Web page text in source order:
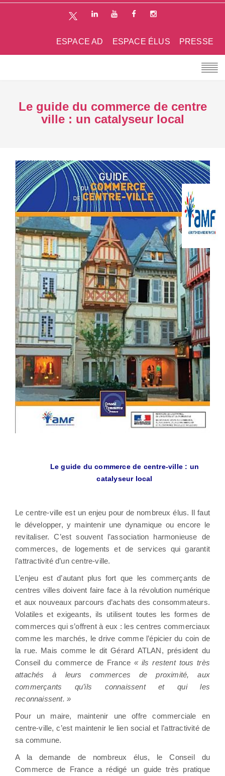
PRESSE
ESPACE ÉLUS
ESPACE AD
Le guide du commerce de centre
ville : un catalyseur local
Le guide du commerce de centre-ville : un
catalyseur local
Le centre-ville est un enjeu pour de nombreux élus. Il faut
le développer, y maintenir une dynamique ou encore le
revitaliser. C’est souvent l’association harmonieuse de
commerces, de logements et de services qui garantit
l’attractivité d’un centre-ville.
L’enjeu est d’autant plus fort que les commerçants de
centres villes doivent faire face à la révolution numérique
et aux nouveaux parcours d’achats des consommateurs.
Volatiles et exigeants, ils utilisent toutes les formes de
commerces qui s’offrent à eux : les centres commerciaux
comme les marchés, le drive comme l’épicier du coin de
la rue. Mais comme le dit Gérard ATLAN, président du
Conseil du commerce de France « ils restent tous très
attachés à leurs commerces de proximité, aux
commerçants qu’ils connaissent et qui les
reconnaissent. »
Pour un maire, maintenir une offre commerciale en
centre-ville, c’est maintenir le lien social et l’attractivité de
sa commune.
A la demande de nombreux élus, le Conseil du
Commerce de France a rédigé un guide très pratique